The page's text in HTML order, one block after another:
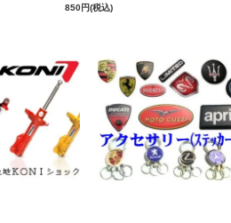
850円(税込)